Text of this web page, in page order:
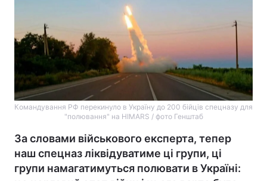
Командування РФ перекинуло в Україну до 200 бійців спецназу для
"полювання" на HIMARS / фото Генштаб
За словами військового експерта, тепер
наш спецназ ліквідуватиме ці групи, ці
групи намагатимуться полювати в Україні: